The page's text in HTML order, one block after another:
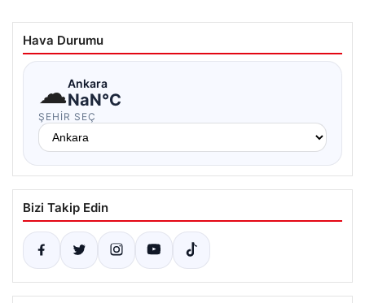
Hava Durumu
☁Ankara
NaN°C
ŞEHIR SEÇ
Bizi Takip Edin